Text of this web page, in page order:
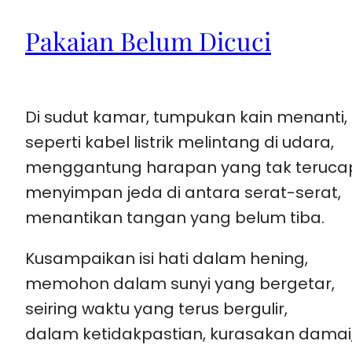
Pakaian Belum Dicuci
Di sudut kamar, tumpukan kain menanti,
seperti kabel listrik melintang di udara,
menggantung harapan yang tak
menyimpan jeda di antara serat-serat,
menantikan tangan yang belum tiba.
Kusampaikan isi hati dalam hening,
memohon dalam sunyi yang bergetar,
seiring waktu yang terus bergulir,
dalam ketidakpastian, kurasakan